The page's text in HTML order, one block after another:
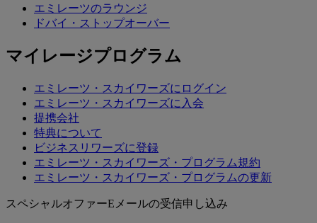
エミレーツのラウンジ
ドバイ・ストップオーバー
マイレージプログラム
エミレーツ・スカイワーズにログイン
エミレーツ・スカイワーズに入会
提携会社
特典について
ビジネスリワーズに登録
エミレーツ・スカイワーズ・プログラム規約
エミレーツ・スカイワーズ・プログラムの更新
スペシャルオファーEメールの受信申し込み